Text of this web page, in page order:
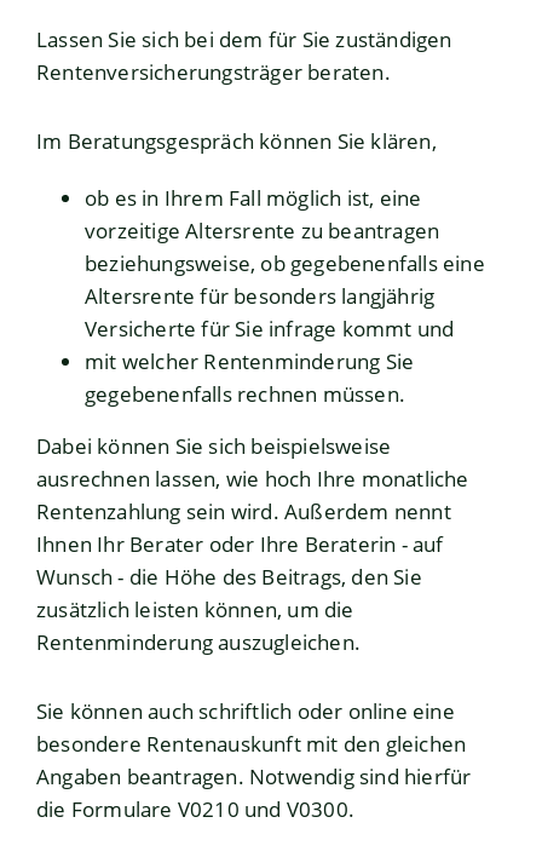
Lassen Sie sich bei dem für Sie zuständigen
Rentenversicherungsträger beraten.
Im Beratungsgespräch können Sie klären,
ob es in Ihrem Fall möglich ist, eine
vorzeitige Altersrente zu beantragen
beziehungsweise, ob gegebenenfalls eine
Altersrente für besonders langjährig
Versicherte für Sie infrage kommt und
mit welcher Rentenminderung Sie
gegebenenfalls rechnen müssen.
Dabei können Sie sich beispielsweise
ausrechnen lassen, wie hoch Ihre monatliche
Rentenzahlung sein wird. Außerdem nennt
Ihnen Ihr Berater oder Ihre Beraterin - auf
Wunsch - die Höhe des Beitrags, den Sie
zusätzlich leisten können, um die
Rentenminderung auszugleichen.
Sie können auch schriftlich oder online eine
besondere Rentenauskunft mit den gleichen
Angaben beantragen. Notwendig sind hierfür
die Formulare V0210 und V0300.